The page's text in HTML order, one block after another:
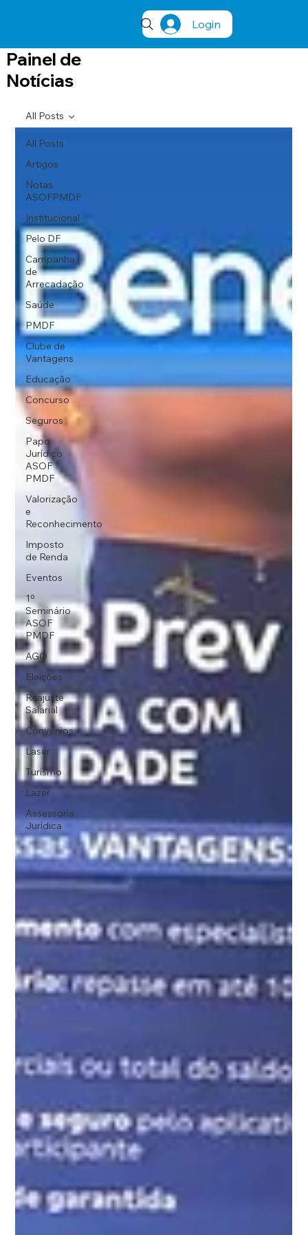
Login
Painel de
Notícias
All Posts
Artigos
Notas
ASOFPMDF
Institucional
Pelo DF
Campanha
de
Arrecadação
Saúde
PMDF
Clube de
Vantagens
Educação
Concurso
Seguros
Papo
Jurídico
ASOF
PMDF
Valorização
e
Reconhecimento
Imposto
de Renda
Eventos
1º
Seminário
ASOF
PMDF
AGO
Eleições
Reajuste
Salarial
Convênios
Laser
Turismo
Lazer
Assessoria
Jurídica
All Posts